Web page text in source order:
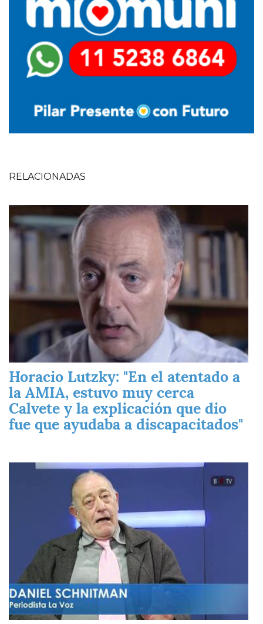
RELACIONADAS
Horacio Lutzky: "En el atentado a
la AMIA, estuvo muy cerca
Calvete y la explicación que dio
fue que ayudaba a discapacitados"
Imagen